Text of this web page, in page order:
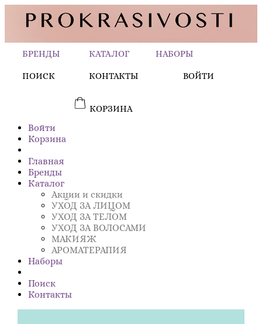
БРЕНДЫ КАТАЛОГ НАБОРЫ
ПОИСК КОНТАКТЫ ВОЙТИ
КОРЗИНА
Войти
Корзина
Главная
Бренды
Каталог
Акции и скидки
УХОД ЗА ЛИЦОМ
УХОД ЗА ТЕЛОМ
УХОД ЗА ВОЛОСАМИ
МАКИЯЖ
АРОМАТЕРАПИЯ
Наборы
Поиск
Контакты